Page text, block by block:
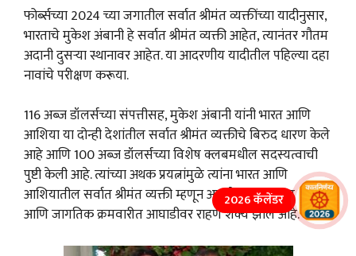
फोर्ब्सच्या 2024 च्या जगातील सर्वात श्रीमंत व्यक्तींच्या यादीनुसार,
भारताचे मुकेश अंबानी हे सर्वात श्रीमंत व्यक्ती आहेत, त्यानंतर गौतम
अदानी दुसऱ्या स्थानावर आहेत. या आदरणीय यादीतील पहिल्या दहा
नावांचे परीक्षण करूया.
116 अब्ज डॉलर्सच्या संपत्तीसह, मुकेश अंबानी यांनी भारत आणि
आशिया या दोन्ही देशांतील सर्वात श्रीमंत व्यक्तीचे बिरुद धारण केले
आहे आणि 100 अब्ज डॉलर्सच्या विशेष क्लबमधील सदस्यत्वाची
पुष्टी केली आहे. त्यांच्या अथक प्रयत्नांमुळे त्यांना भारत आणि
आशियातील सर्वात श्रीमंत व्यक्ती म्हणून आपले स्थान कायम राखणे
आणि जागतिक क्रमवारीत आघाडीवर राहणे शक्य झाले आहे.
2026 कॅलेंडर